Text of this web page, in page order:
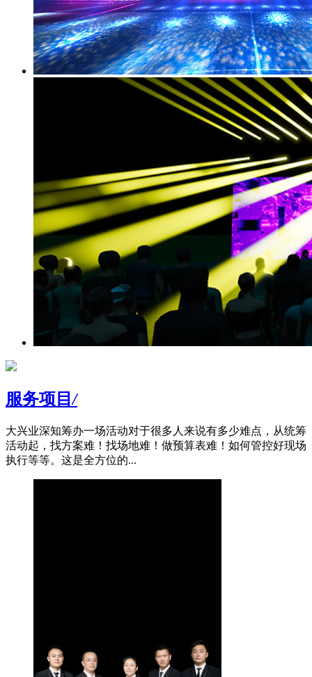
服务项目/
大兴业深知筹办一场活动对于很多人来说有多少难点，从统筹
活动起，找方案难！找场地难！做预算表难！如何管控好现场
执行等等。这是全方位的...